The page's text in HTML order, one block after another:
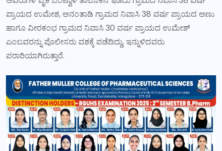
ಪ್ರಾಯದ ಉಮೇಶ, ಅನಂತಾಡಿ ಗ್ರಾಮದ ನಿವಾಸಿ 38 ವರ್ಷ ಪ್ರಾಯದ ಅಣು
ಹಾಗೂ ವೀರಕಂಭ ಗ್ರಾಮದ ನಿವಾಸಿ 30 ವರ್ಷ ಪ್ರಾಯದ ಉಮೇಶ್
ಎಂಬವರನ್ನು ಪೊಲೀಸರು ವಶಕ್ಕೆ ಪಡೆದಿದ್ದು, ಇನ್ನುಳಿದವರು
ಪರಾರಿಯಾಗಿರುತ್ತಾರೆ.